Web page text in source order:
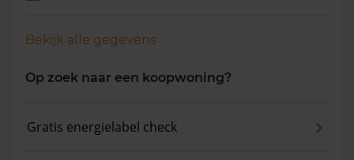
Bekijk alle gegevens
Op zoek naar een koopwoning?
Gratis energielabel check